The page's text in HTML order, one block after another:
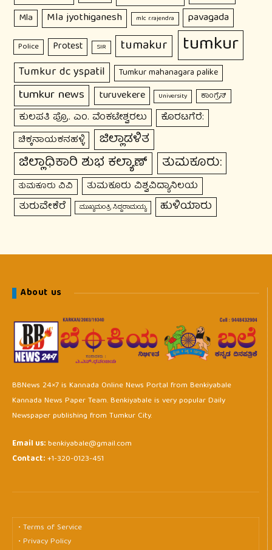
Mla Mla jyothiganesh mlc r.rajendra pavagada
Police Protest SIR tumakur tumkur
Tumkur dc yspatil Tumkur mahanagara palike
tumkur news turuvekere University ಕಾಂಗ್ರೆಸ್
ಕುಲಪತಿ ಪ್ರೊ. ಎಂ. ವೆಂಕಟೇಶ್ವರಲು ಕೊರಟಗೆರೆ:
ಚಿಕ್ಕನಾಯಕನಹಳ್ಳಿ ಜಿಲ್ಲಾಡಳಿತ
ಜಿಲ್ಲಾಧಿಕಾರಿ ಶುಭ ಕಲ್ಯಾಣ್ ತುಮಕೂರು:
ತುಮಕೂರು ವಿವಿ ತುಮಕೂರು ವಿಶ್ವವಿದ್ಯಾನಿಲಯ
ತುರುವೇಕೆರೆ ಮುಖ್ಯಮಂತ್ರಿ ಸಿದ್ದರಾಮಯ್ಯ ಹುಳಿಯಾರು
About us
BBNews 24×7 is Kannada Online News Portal from Benkiyabale
Kannada News Paper Team. Benkiyabale is very popular Daily
Newspaper publishing from Tumkur City.
Email us:benkiyabale@gmail.com
Contact:+1-320-0123-451
• Terms of Service
• Privacy Policy